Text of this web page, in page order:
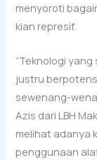
menyoroti
kian represif.
“Teknologi
justru
sewenang-
Azis dari LBH
melihat adanya
penggunaan